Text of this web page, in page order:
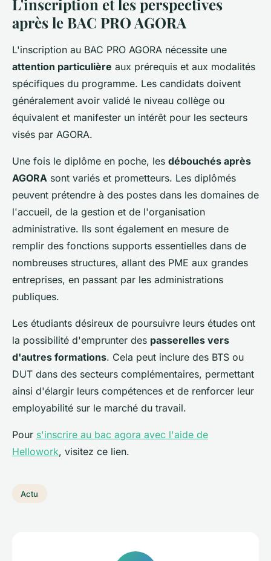
L'inscription et les perspectives
après le BAC PRO AGORA
L'inscription au BAC PRO AGORA nécessite une
attention particulière aux prérequis et aux modalités
spécifiques du programme. Les candidats doivent
généralement avoir validé le niveau collège ou
équivalent et manifester un intérêt pour les secteurs
visés par AGORA.
Une fois le diplôme en poche, les débouchés après
AGORA sont variés et prometteurs. Les diplômés
peuvent prétendre à des postes dans les domaines de
l'accueil, de la gestion et de l'organisation
administrative. Ils sont également en mesure de
remplir des fonctions supports essentielles dans de
nombreuses structures, allant des PME aux grandes
entreprises, en passant par les administrations
publiques.
Les étudiants désireux de poursuivre leurs études ont
la possibilité d'emprunter des passerelles vers
d'autres formations. Cela peut inclure des BTS ou
DUT dans des secteurs complémentaires, permettant
ainsi d'élargir leurs compétences et de renforcer leur
employabilité sur le marché du travail.
Pour s'inscrire au bac agora avec l'aide de
Hellowork, visitez ce lien.
Actu